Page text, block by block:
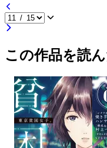
この作品を読